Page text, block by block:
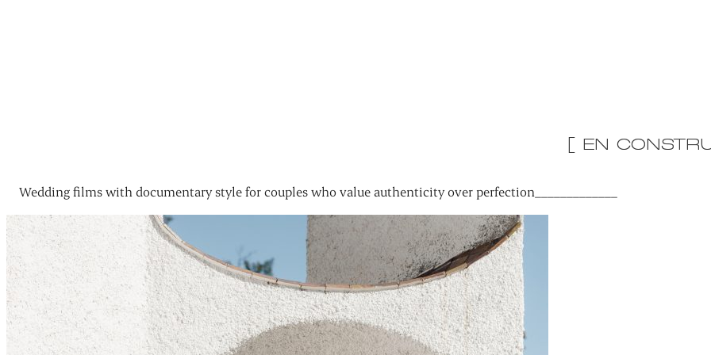
[ EN
Wedding films with documentary style for couples who value authenticity over perfection_____________